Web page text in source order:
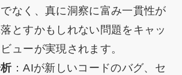
なく、真に洞察に富み一貫性が
とすかもしれない問題をキャッ
ューが実現されます。
：AIが新しいコードのバグ、セ